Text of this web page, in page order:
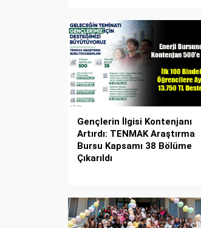
Gençlerin İlgisi Kontenjanı
Artırdı: TENMAK Araştırma
Bursu Kapsamı 38 Bölüme
Çıkarıldı